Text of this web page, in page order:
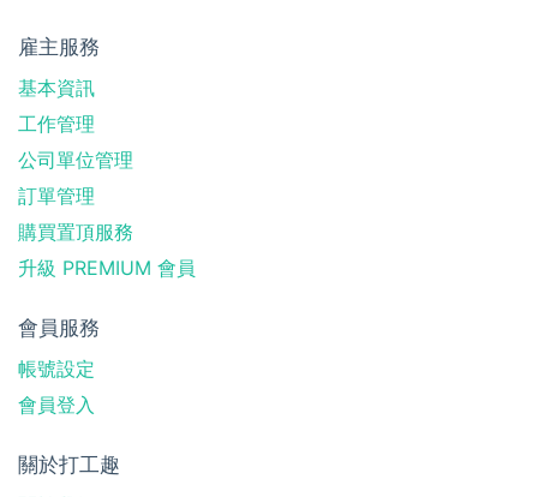
雇主服務
基本資訊
工作管理
公司單位管理
訂單管理
購買置頂服務
升級 PREMIUM 會員
會員服務
帳號設定
會員登入
關於打工趣